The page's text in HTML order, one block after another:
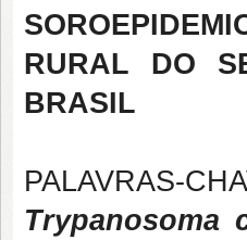
RURAL DO
BRASIL
PALAVRAS-
Trypanosoma